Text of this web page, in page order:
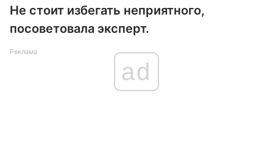
Не стоит избегать неприятного,
посоветовала эксперт.
Реклама
ad